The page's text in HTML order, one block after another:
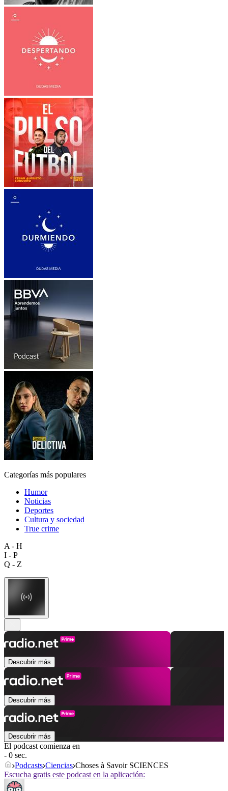
Categorías más populares
Humor
Noticias
Deportes
Cultura y sociedad
True crime
A - H
I - P
Q - Z
Descubrir más
Descubrir más
Descubrir más
El podcast comienza en
- 0 sec.
Podcasts Ciencias Choses à Savoir SCIENCES
Escucha gratis este podcast en la aplicación: